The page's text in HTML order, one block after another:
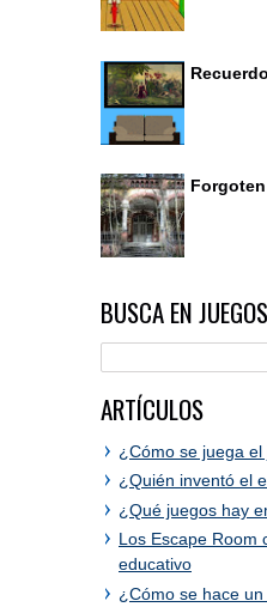
BUSCA EN
ARTÍCULOS
¿Cómo se juega
¿Quién inventó el
¿Qué juegos hay
Los Escape Room
educativo
¿Cómo se hace